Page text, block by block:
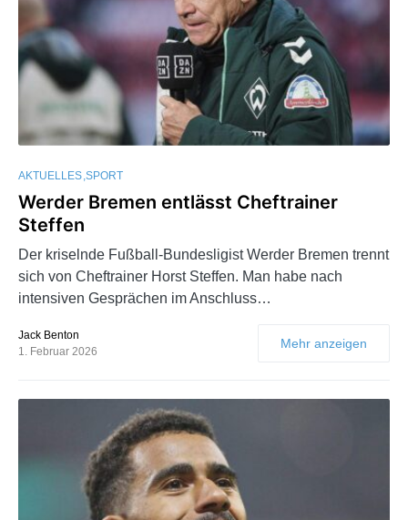
AKTUELLES SPORT
Werder Bremen entlässt Cheftrainer
Steffen
Der kriselnde Fußball-Bundesligist Werder Bremen trennt
sich von Cheftrainer Horst Steffen. Man habe nach
intensiven Gesprächen im Anschluss…
Jack Benton
1. Februar 2026
Mehr anzeigen